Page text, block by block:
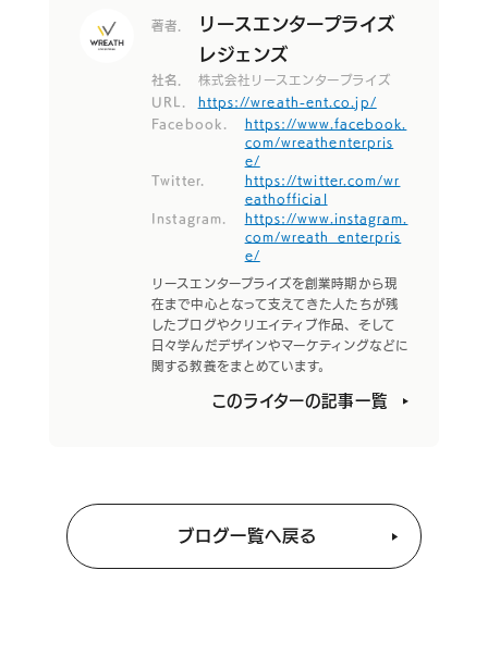
著者.
リースエンタープライズ
レジェンズ
社名.
株式会社リースエンタープライズ
URL.
https://wreath-ent.co.jp/
Facebook.
https://www.facebook.
com/wreathenterpris
e/
Twitter.
https://twitter.com/wr
eathofficial
Instagram.
https://www.instagram.
com/wreath_enterpris
e/
リースエンタープライズを創業時期から現
在まで中心となって支えてきた人たちが残
したブログやクリエイティブ作品、そして
日々学んだデザインやマーケティングなどに
関する教養をまとめています。
このライターの記事一覧
ブログ一覧へ戻る